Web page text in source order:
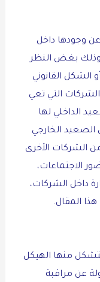
عن وجودها داخل
وذلك بغض النظر
الشكل القانوني
التي تعي
الداخلي لها
الصعيد الخارجي
الشركات الأخرى
الاجتماعات،
داخل الشركات،
هذا المقال.
يتشكل منها الهيكل
عن مراقبة